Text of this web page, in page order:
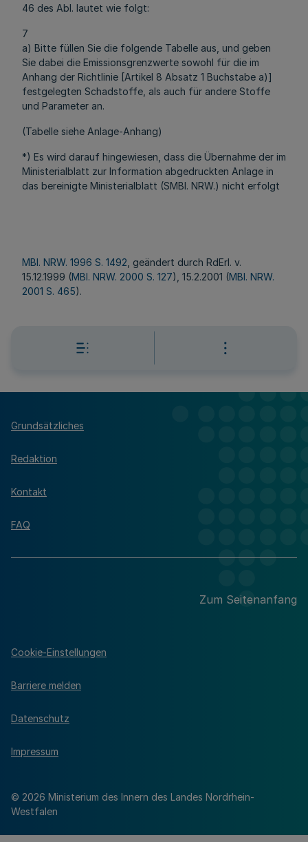
46 des Abl. lautet wie folgt:
7
a) Bitte füllen Sie die folgende Tabelle aus, und geben
Sie dabei die Emissionsgrenzwerte sowohl für die im
Anhang der Richtlinie [Artikel 8 Absatz 1 Buchstabe a)]
festgelegten Schadstoffe, als auch für andere Stoffe
und Parameter an.
(Tabelle siehe Anlage-Anhang)
*) Es wird darauf hingewiesen, dass die Übernahme der im
Ministerialblatt zur Information abgedruckten Anlage in
das bereinigte Ministerialblatt (SMBl. NRW.) nicht erfolgt
MBl. NRW. 1996 S. 1492 , geändert durch RdErl. v.
15.12.1999 (MBl. NRW. 2000 S. 127), 15.2.2001 (MBl. NRW.
2001 S. 465).
Grundsätzliches
Redaktion
Kontakt
FAQ
Zum Seitenanfang
© 2026 Ministerium des Innern des Landes Nordrhein-
Westfalen
Cookie-Einstellungen
Barriere melden
Datenschutz
Impressum